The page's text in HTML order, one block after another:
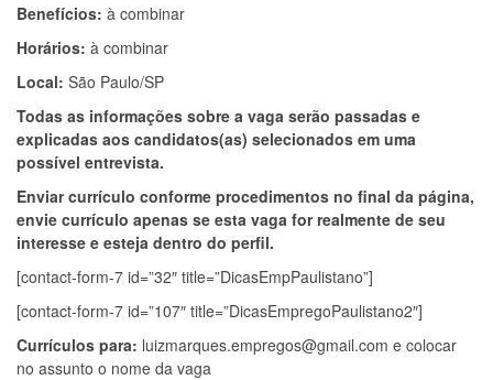
Benefícios: à combinar
Horários: à combinar
Local: São Paulo/SP
Todas as informações sobre a vaga serão passadas e
explicadas aos candidatos(as) selecionados em uma
possível entrevista.
Enviar currículo conforme procedimentos no final da página,
envie currículo apenas se esta vaga for realmente de seu
interesse e esteja dentro do perfil.
[contact-form-7 id=”32″ title=”DicasEmpPaulistano”]
[contact-form-7 id=”107″ title=”DicasEmpregoPaulistano2″]
Currículos para: luizmarques.empregos@gmail.com e colocar
no assunto o nome da vaga